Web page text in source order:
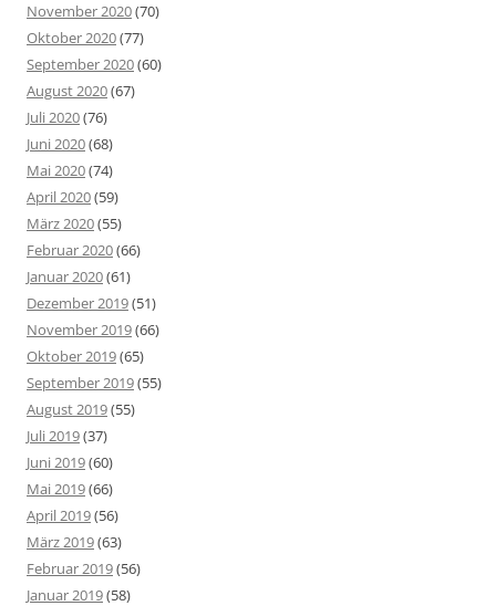
November 2020(70)
Oktober 2020(77)
September 2020(60)
August 2020(67)
Juli 2020(76)
Juni 2020(68)
Mai 2020(74)
April 2020(59)
März 2020(55)
Februar 2020(66)
Januar 2020(61)
Dezember 2019(51)
November 2019(66)
Oktober 2019(65)
September 2019(55)
August 2019(55)
Juli 2019(37)
Juni 2019(60)
Mai 2019(66)
April 2019(56)
März 2019(63)
Februar 2019(56)
Januar 2019(58)